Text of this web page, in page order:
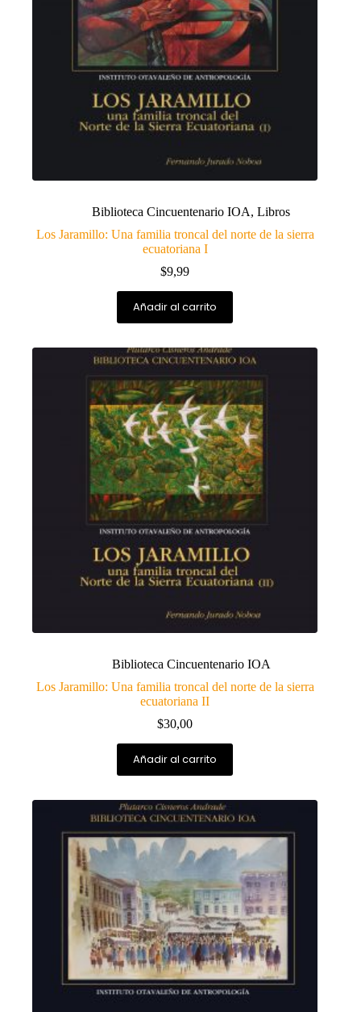
Biblioteca Cincuentenario IOA,Libros
Los Jaramillo: Una familia troncal del norte de la sierra
ecuatoriana I
$9,99
Añadir al carrito
Biblioteca Cincuentenario IOA
Los Jaramillo: Una familia troncal del norte de la sierra
ecuatoriana II
$30,00
Añadir al carrito